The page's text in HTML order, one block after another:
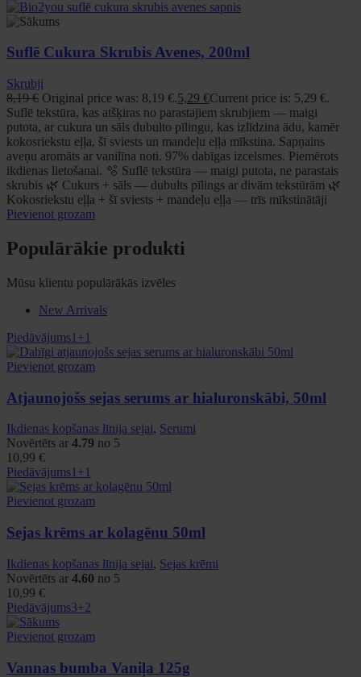
Suflē Cukura Skrubis Avenes, 200ml
Skrubji
8,19€ Original price was: 8,19 €.5,29 €Current price is: 5,29 €.
Suflē tekstūra, kas atšķiras no parastajiem skrubjiem — maigi
putota, ar cukura un sāls dubulto pīlingu, kas izlīdzina ādu, kamēr
kokosriekstu eļļa, šī sviests un mandeļu eļļa mīkstina. Sapņains
aveņu aromāts ar vanilīna noti. 97% dabīgas izcelsmes. Piemērots
ikdienas lietošanai. 🫧 Suflē tekstūra — maigi putota, ne parastais
skrubis 🌿 Cukurs + sāls — dubults pīlings ar divām tekstūrām 🌿
Kokosriekstu eļļa + šī sviests + mandeļu eļļa — trīs mīkstinātāji
Pievienot grozam
Populārākie produkti
Mūsu klientu populārākās izvēles
New Arrivals
Piedāvājums1+1
Pievienot grozam
Atjaunojošs sejas serums ar hialuronskābi, 50ml
Ikdienas kopšanas līnija sejai, Serumi
Novērtēts ar 4.79 no 5
10,99 €
Piedāvājums1+1
Pievienot grozam
Sejas krēms ar kolagēnu 50ml
Ikdienas kopšanas līnija sejai, Sejas krēmi
Novērtēts ar 4.60 no 5
10,99 €
Piedāvājums3+2
Pievienot grozam
Vannas bumba Vaniļa 125g